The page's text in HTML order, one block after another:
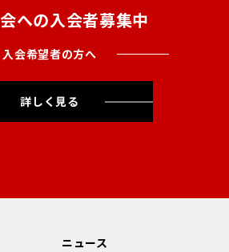
への入会者募集中
入会希望者の方へ
詳しく見る
ニュース